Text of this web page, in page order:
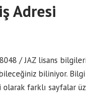
Adresi
/ JAZ lisans
biliniyor.
olarak farklı sayfalar